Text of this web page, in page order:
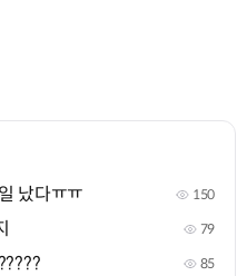
났다ㅠㅠ 150
79
85